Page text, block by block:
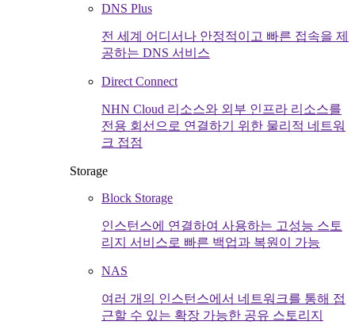
DNS Plus
전 세계 어디서나 안정적이고 빠른 접속을 제
공하는 DNS 서비스
Direct Connect
NHN Cloud 리소스와 외부 인프라 리소스를
전용 회선으로 연결하기 위한 물리적 네트워
크 접점
Storage
Block Storage
인스턴스에 연결하여 사용하는 고성능 스토
리지 서비스로 빠른 백업과 복원이 가능
NAS
여러 개의 인스턴스에서 네트워크를 통해 접
근할 수 있는 확장 가능한 공유 스토리지